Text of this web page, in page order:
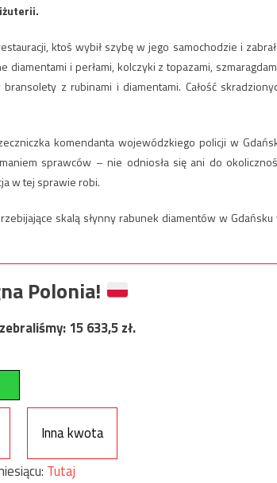
ktoś wybił szybę w jego samochodzie i
i perłami, kolczyki z topazami,
z rubinami i diamentami. Całość
komendanta wojewódzkiego policji w
sprawców – nie odniosła się ani do
w tej sprawie robi.
skalą słynny rabunek diamentów w Gdańsku
Polonia!
15 633,5zł.
Inna kwota
Tutaj